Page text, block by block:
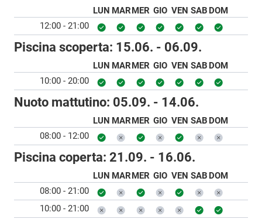
LUN MARMER GIO VEN SAB DOM
12:00 - 21:00
Piscina scoperta: 15.06. - 06.09.
LUN MARMER GIO VEN SAB DOM
10:00 - 20:00
Nuoto mattutino: 05.09. - 14.06.
LUN MARMER GIO VEN SAB DOM
08:00 - 12:00
Piscina coperta: 21.09. - 16.06.
LUN MARMER GIO VEN SAB DOM
08:00 - 21:00
10:00 - 21:00